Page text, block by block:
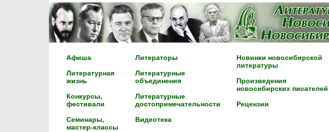
Афиша
Литературная
жизнь
Конкурсы,
фестивали
Семинары,
мастер-классы
Литераторы
Литературные
объединения
Литературные
достопримечательности
Видеотека
Новинки новосибирской
литературы
Произведения
новосибирских писателей
Рецензии